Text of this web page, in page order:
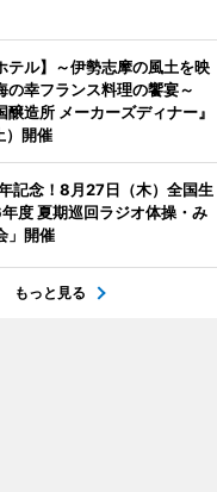
テル】～伊勢志摩の風土を映
の幸フランス料理の饗宴～
醸造所 メーカーズディナー』
）開催
記念！8月27日（木）全国生
度 夏期巡回ラジオ体操・み
」開催
もっと見る